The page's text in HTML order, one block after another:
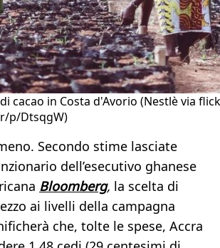
cacao in Costa d'Avorio (Nestlè via
p/DtsqgW)
Secondo stime lasciate
dell’esecutivo ghanese
Bloomberg, la scelta di
ai livelli della campagna
che, tolte le spese, Accra